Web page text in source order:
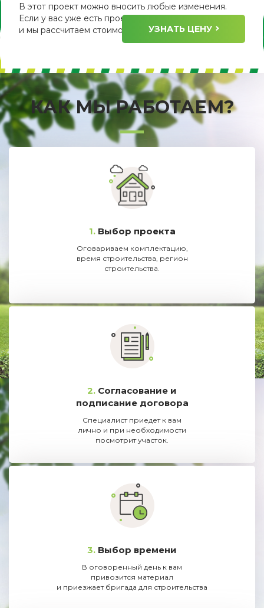
В этот проект можно вносить любые изменения.
Если у вас уже есть проект, пришлите его нам
и мы рассчитаем стоимость его изготовления.
УЗНАТЬ ЦЕНУ
КАК МЫ РАБОТАЕМ?
1. Выбор проекта
Оговариваем комплектацию,
время строительства, регион
строительства.
2. Согласование и
подписание договора
Специалист приедет к вам
лично и при необходимости
посмотрит участок.
3. Выбор времени
В оговоренный день к вам
привозится материал
и приезжает бригада для строительства